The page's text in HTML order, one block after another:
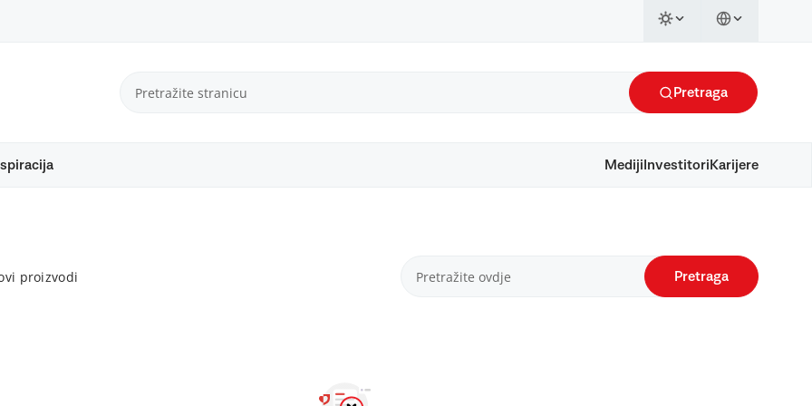
Pretraga
Mediji Investitori Karijere
proizvodi Pretraga